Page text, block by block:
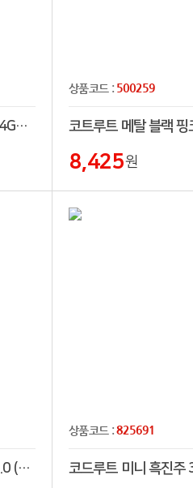
코드루트 플라워 스윙 2.0 USB 4GB~128GB
상품코드 : 500259
8,425원
코트루트 메탈 블랙 핑크 USB 2.0 (4GB~128GB)
상품코드 :825691